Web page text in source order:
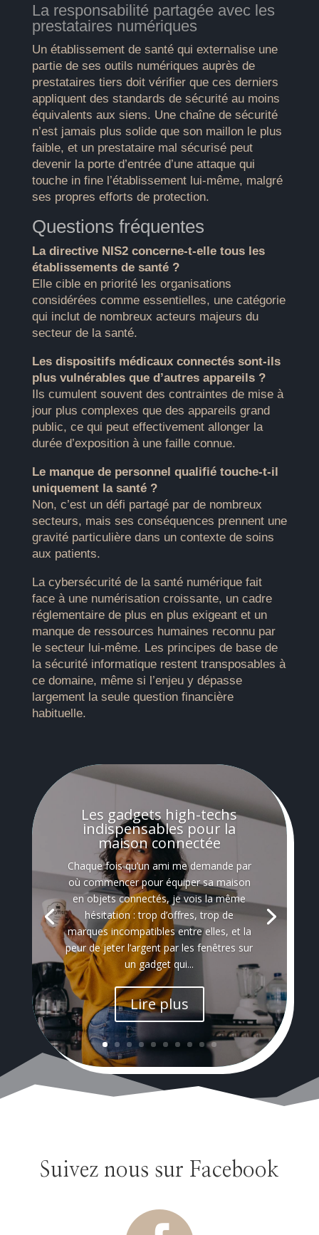
La responsabilité partagée avec les
prestataires numériques
Un établissement de santé qui externalise une
partie de ses outils numériques auprès de
prestataires tiers doit vérifier que ces derniers
appliquent des standards de sécurité au moins
équivalents aux siens. Une chaîne de sécurité
n’est jamais plus solide que son maillon le plus
faible, et un prestataire mal sécurisé peut
devenir la porte d’entrée d’une attaque qui
touche in fine l’établissement lui-même, malgré
ses propres efforts de protection.
Questions fréquentes
La directive NIS2 concerne-t-elle tous les
établissements de santé ?
Elle cible en priorité les organisations
considérées comme essentielles, une catégorie
qui inclut de nombreux acteurs majeurs du
secteur de la santé.
Les dispositifs médicaux connectés sont-ils
plus vulnérables que d’autres appareils ?
Ils cumulent souvent des contraintes de mise à
jour plus complexes que des appareils grand
public, ce qui peut effectivement allonger la
durée d’exposition à une faille connue.
Le manque de personnel qualifié touche-t-il
uniquement la santé ?
Non, c’est un défi partagé par de nombreux
secteurs, mais ses conséquences prennent une
gravité particulière dans un contexte de soins
aux patients.
La cybersécurité de la santé numérique fait
face à une numérisation croissante, un cadre
réglementaire de plus en plus exigeant et un
manque de ressources humaines reconnu par
le secteur lui-même. Les principes de base de
la sécurité informatique restent transposables à
ce domaine, même si l’enjeu y dépasse
largement la seule question financière
habituelle.
Les gadgets high-techs
indispensables pour la
maison connectée
Chaque fois qu’un ami me demande par
où commencer pour équiper sa maison
en objets connectés, je vois la même
hésitation : trop d’offres, trop de
marques incompatibles entre elles, et la
peur de jeter l’argent par les fenêtres sur
un gadget qui...
Lire plus
Suivez nous sur Facebook